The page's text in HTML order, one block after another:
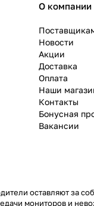
О компании
Новости
Акции
Доставка
Оплата
Наши
Контакты
Бонусная
Вакансии
оставляют за
мониторов и